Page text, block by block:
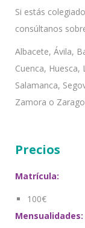
Si estás
consúltanos
Albacete, Ávila,
Cuenca,
Salamanca,
Zamora o
Precios
Matrícula:
100€
Mensualidades: